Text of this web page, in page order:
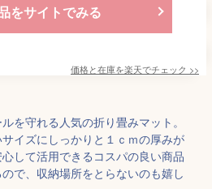
をサイトでみる
価格と在庫を楽天でチェック >>
を守れる人気の折り畳みマット。
イズにしっかりと１ｃｍの厚みが
して活用できるコスパの良い商品
で、収納場所をとらないのも嬉し